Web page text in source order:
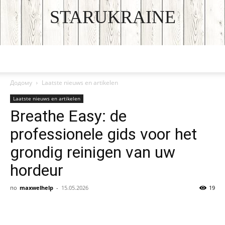
STARUKRAINE
DISCOVER THE ART OF PUBLISHING
Додому Laatste nieuws en artikelen
Laatste nieuws en artikelen
Breathe Easy: de
professionele gids voor het
grondig reinigen van uw
hordeur
по maxwelhelp - 15.05.2026 19